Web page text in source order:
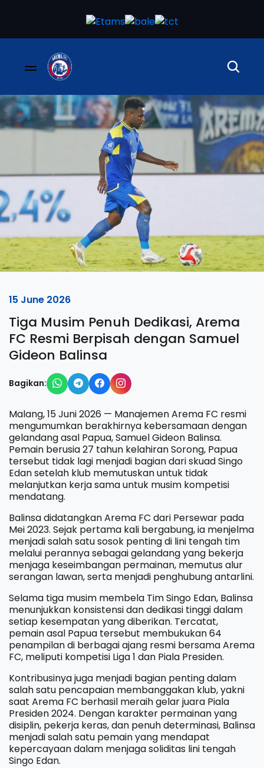
15 June 2026
Tiga Musim Penuh Dedikasi, Arema
FC Resmi Berpisah dengan Samuel
Gideon Balinsa
Bagikan:
Malang, 15 Juni 2026 — Manajemen Arema FC resmi
mengumumkan berakhirnya kebersamaan dengan
gelandang asal Papua, Samuel Gideon Balinsa.
Pemain berusia 27 tahun kelahiran Sorong, Papua
tersebut tidak lagi menjadi bagian dari skuad Singo
Edan setelah klub memutuskan untuk tidak
melanjutkan kerja sama untuk musim kompetisi
mendatang.
Balinsa didatangkan Arema FC dari Persewar pada
Mei 2023. Sejak pertama kali bergabung, ia menjelma
menjadi salah satu sosok penting di lini tengah tim
melalui perannya sebagai gelandang yang bekerja
menjaga keseimbangan permainan, memutus alur
serangan lawan, serta menjadi penghubung antarlini.
Selama tiga musim membela Tim Singo Edan, Balinsa
menunjukkan konsistensi dan dedikasi tinggi dalam
setiap kesempatan yang diberikan. Tercatat,
pemain asal Papua tersebut membukukan 64
penampilan di berbagai ajang resmi bersama Arema
FC, meliputi kompetisi Liga 1 dan Piala Presiden.
Kontribusinya juga menjadi bagian penting dalam
salah satu pencapaian membanggakan klub, yakni
saat Arema FC berhasil meraih gelar juara Piala
Presiden 2024. Dengan karakter permainan yang
disiplin, pekerja keras, dan penuh determinasi, Balinsa
menjadi salah satu pemain yang mendapat
kepercayaan dalam menjaga soliditas lini tengah
Singo Edan.